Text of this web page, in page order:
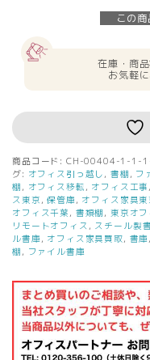
この
在庫・商
お気軽
商品コード: CH-00404-1-1-
グ: オフィス引っ越し , 書棚 , フ
棚 , オフィス移転 , オフィス工事 ,
ス東京 ,保管庫, オフィス家具東
オフィス千葉 , 書類棚 , 東京オフ
リモートオフィス , スチール製
ル書庫, オフィス家具買取, 書庫,
棚 , ファイル書庫